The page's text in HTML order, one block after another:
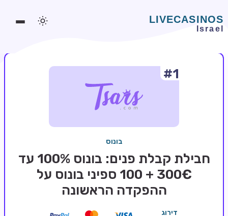
משחקים אונליין
בלאקג'ק אונליין
#1
בונוס
חבילת קבלת פנים: בונוס 100% עד
300€ + 100 ספיני בונוס על
ההפקדה הראשונה
דירוג